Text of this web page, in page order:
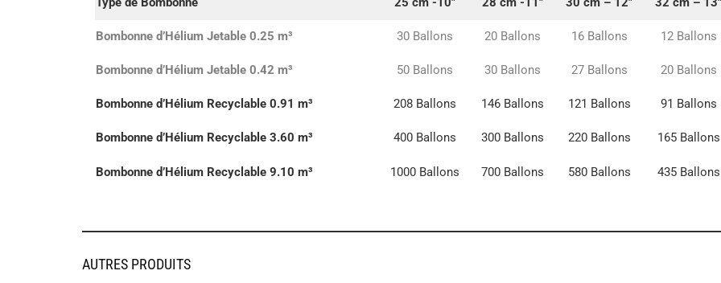
Bombonne d’Hélium Jetable 0.25 m³ 30 Ballons 20 Ballons 16 Ballons 12 Ballons
Bombonne d’Hélium Jetable 0.42 m³ 50 Ballons 30 Ballons 27 Ballons 20 Ballons
Bombonne d’Hélium Recyclable 0.91 m³ 208 Ballons 146 Ballons 121 Ballons 91 Ballons
Bombonne d’Hélium Recyclable 3.60 m³ 400 Ballons 300 Ballons 220 Ballons 165 Ballons
Bombonne d’Hélium Recyclable 9.10 m³ 1000 Ballons 700 Ballons 580 Ballons 435 Ballons
AUTRES PRODUITS